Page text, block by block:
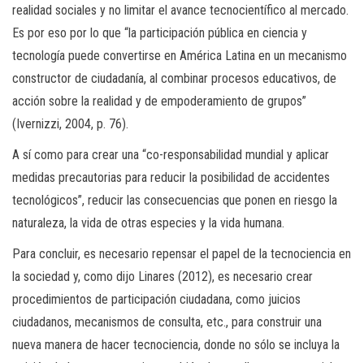
realidad sociales y no limitar el avance tecnocientífico al mercado.
Es por eso por lo que “la participación pública en ciencia y
tecnología puede convertirse en América Latina en un mecanismo
constructor de ciudadanía, al combinar procesos educativos, de
acción sobre la realidad y de empoderamiento de grupos”
(Ivernizzi, 2004, p. 76).
A sí como para crear una “co-responsabilidad mundial y aplicar
medidas precautorias para reducir la posibilidad de accidentes
tecnológicos”, reducir las consecuencias que ponen en riesgo la
naturaleza, la vida de otras especies y la vida humana.
Para concluir, es necesario repensar el papel de la tecnociencia en
la sociedad y, como dijo Linares (2012), es necesario crear
procedimientos de participación ciudadana, como juicios
ciudadanos, mecanismos de consulta, etc., para construir una
nueva manera de hacer tecnociencia, donde no sólo se incluya la